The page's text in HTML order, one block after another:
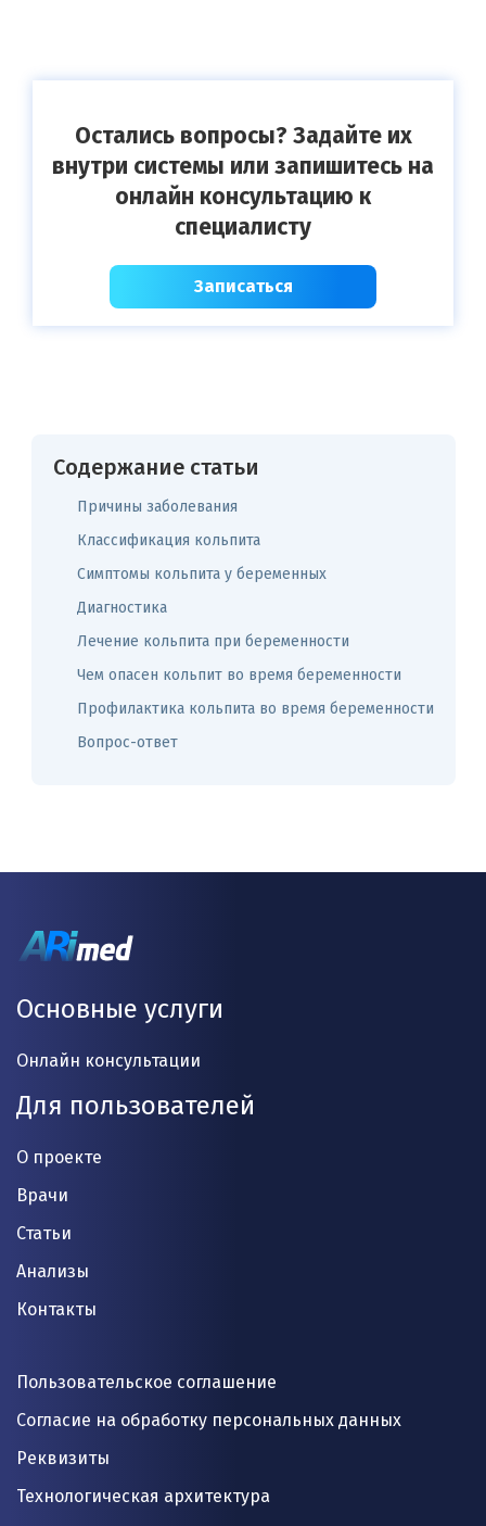
Остались вопросы? Задайте их
внутри системы или запишитесь на
онлайн консультацию к
специалисту
Записаться
Содержание статьи
Причины заболевания
Классификация кольпита
Симптомы кольпита у беременных
Диагностика
Лечение кольпита при беременности
Чем опасен кольпит во время беременности
Профилактика кольпита во время беременности
Вопрос-ответ
Основные услуги
Онлайн консультации
Для пользователей
О проекте
Врачи
Статьи
Анализы
Контакты
Пользовательское соглашение
Согласие на обработку персональных данных
Реквизиты
Технологическая архитектура